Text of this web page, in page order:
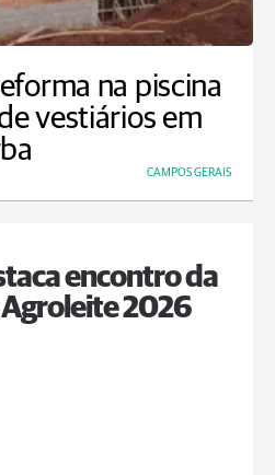
na piscina
vestiários em
CAMPOS GERAIS
encontro da
Agroleite 2026